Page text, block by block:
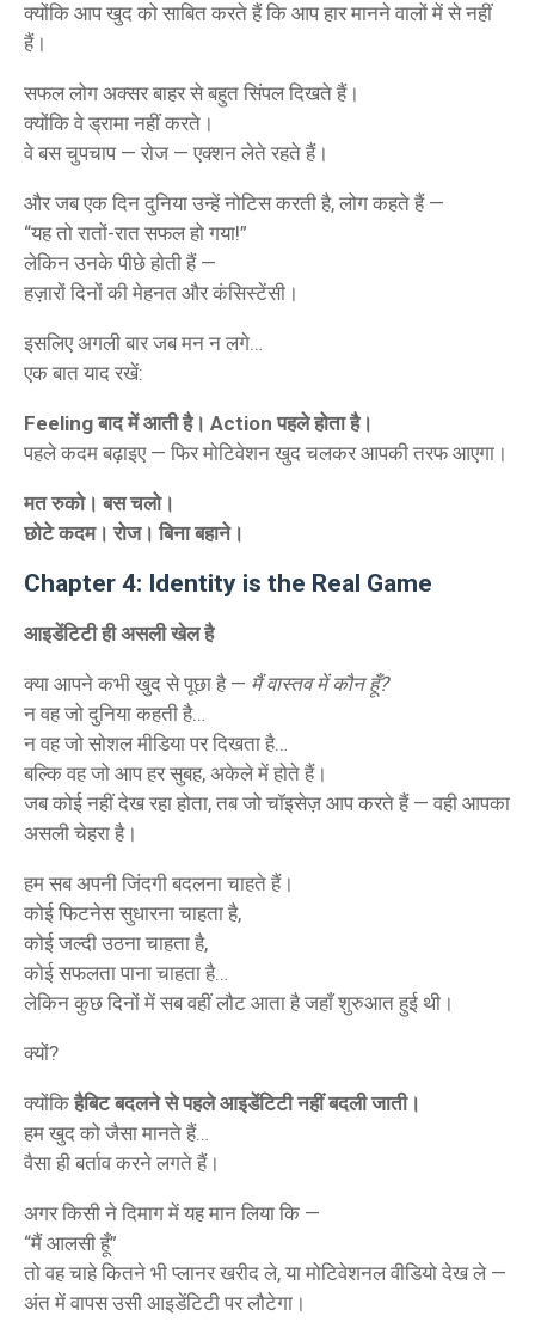
क्योंकि आप खुद को साबित करते हैं कि आप हार मानने वालों में से नहीं
हैं।
सफल लोग अक्सर बाहर से बहुत सिंपल दिखते हैं।
क्योंकि वे ड्रामा नहीं करते।
वे बस चुपचाप — रोज — एक्शन लेते रहते हैं।
और जब एक दिन दुनिया उन्हें नोटिस करती है, लोग कहते हैं —
“यह तो रातों-रात सफल हो गया!”
लेकिन उनके पीछे होती हैं —
हज़ारों दिनों की मेहनत और कंसिस्टेंसी।
इसलिए अगली बार जब मन न लगे…
एक बात याद रखें:
Feeling बाद में आती है। Action पहले होता है।
पहले कदम बढ़ाइए — फिर मोटिवेशन खुद चलकर आपकी तरफ आएगा।
मत रुको। बस चलो।
छोटे कदम। रोज। बिना बहाने।
Chapter 4: Identity is the Real Game
आइडेंटिटी ही असली खेल है
क्या आपने कभी खुद से पूछा है — मैं वास्तव में कौन हूँ?
न वह जो दुनिया कहती है…
न वह जो सोशल मीडिया पर दिखता है…
बल्कि वह जो आप हर सुबह, अकेले में होते हैं।
जब कोई नहीं देख रहा होता, तब जो चॉइसेज़ आप करते हैं — वही आपका
असली चेहरा है।
हम सब अपनी जिंदगी बदलना चाहते हैं।
कोई फिटनेस सुधारना चाहता है,
कोई जल्दी उठना चाहता है,
कोई सफलता पाना चाहता है…
लेकिन कुछ दिनों में सब वहीं लौट आता है जहाँ शुरुआत हुई थी।
क्यों?
क्योंकिहैबिट बदलने से पहले आइडेंटिटी नहीं बदली जाती।
हम खुद को जैसा मानते हैं…
वैसा ही बर्ताव करने लगते हैं।
अगर किसी ने दिमाग में यह मान लिया कि —
“मैं आलसी हूँ”
तो वह चाहे कितने भी प्लानर खरीद ले, या मोटिवेशनल वीडियो देख ले —
अंत में वापस उसी आइडेंटिटी पर लौटेगा।